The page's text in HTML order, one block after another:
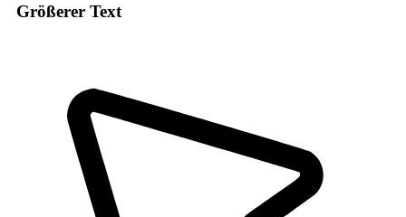
Größerer Text